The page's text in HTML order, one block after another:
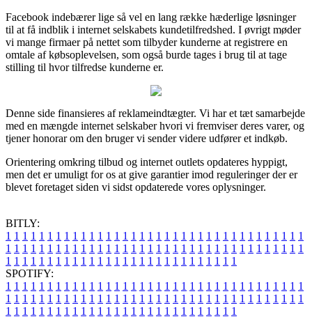
Facebook indebærer lige så vel en lang række hæderlige løsninger
til at få indblik i internet selskabets kundetilfredshed. I øvrigt møder
vi mange firmaer på nettet som tilbyder kunderne at registrere en
omtale af købsoplevelsen, som også burde tages i brug til at tage
stilling til hvor tilfredse kunderne er.
Denne side finansieres af reklameindtægter. Vi har et tæt samarbejde
med en mængde internet selskaber hvori vi fremviser deres varer, og
tjener honorar om den bruger vi sender videre udfører et indkøb.
Orientering omkring tilbud og internet outlets opdateres hyppigt,
men det er umuligt for os at give garantier imod reguleringer der er
blevet foretaget siden vi sidst opdaterede vores oplysninger.
BITLY:
1 1 1 1 1 1 1 1 1 1 1 1 1 1 1 1 1 1 1 1 1 1 1 1 1 1 1 1 1 1 1 1 1 1 1 1
1 1 1 1 1 1 1 1 1 1 1 1 1 1 1 1 1 1 1 1 1 1 1 1 1 1 1 1 1 1 1 1 1 1 1 1
1 1 1 1 1 1 1 1 1 1 1 1 1 1 1 1 1 1 1 1 1 1 1 1 1 1 1 1
SPOTIFY:
1 1 1 1 1 1 1 1 1 1 1 1 1 1 1 1 1 1 1 1 1 1 1 1 1 1 1 1 1 1 1 1 1 1 1 1
1 1 1 1 1 1 1 1 1 1 1 1 1 1 1 1 1 1 1 1 1 1 1 1 1 1 1 1 1 1 1 1 1 1 1 1
1 1 1 1 1 1 1 1 1 1 1 1 1 1 1 1 1 1 1 1 1 1 1 1 1 1 1 1